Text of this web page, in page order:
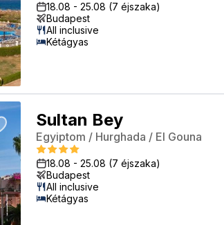
18.08 - 25.08 (7 éjszaka)
Budapest
All inclusive
Kétágyas
Sultan Bey
Egyiptom / Hurghada / El Gouna
18.08 - 25.08 (7 éjszaka)
Budapest
All inclusive
Kétágyas